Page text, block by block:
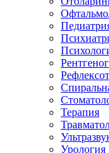
Терапия
Урология